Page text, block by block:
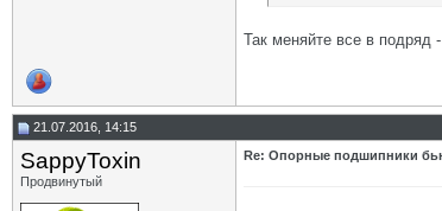
Так меняйте все в подряд
21.07.2016, 14:15
SappyToxin
Продвинутый
Re: Опорные подшипники